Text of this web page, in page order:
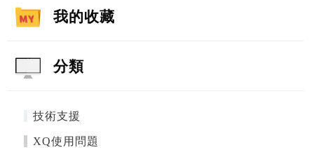
我的收藏
分類
技術支援
XQ使用問題